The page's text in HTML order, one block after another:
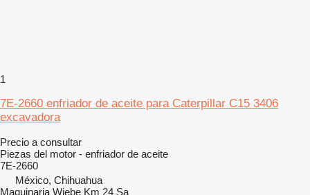
1
7E-2660 enfriador de aceite para Caterpillar C15 3406
excavadora
Precio a consultar
Piezas del motor - enfriador de aceite
7E-2660
México, Chihuahua
Maquinaria Wiebe Km 24 Sa